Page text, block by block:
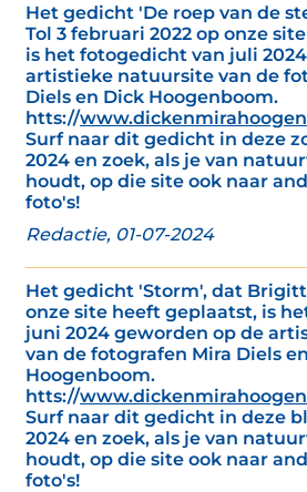
Het gedicht 'De roep van de
Tol 3 februari 2022 op onze
is het fotogedicht van juli
artistieke natuursite van de
Diels en Dick Hoogenboom.
htts://
Surf naar dit gedicht in deze
2024 en zoek, als je van
houdt, op die site ook naar
foto's!
Redactie, 01-07-2024
Het gedicht 'Storm', dat
onze site heeft geplaatst, is
juni 2024 geworden op de
van de fotografen Mira Diels
Hoogenboom.
htts://
Surf naar dit gedicht in deze
2024 en zoek, als je van
houdt, op die site ook naar
foto's!